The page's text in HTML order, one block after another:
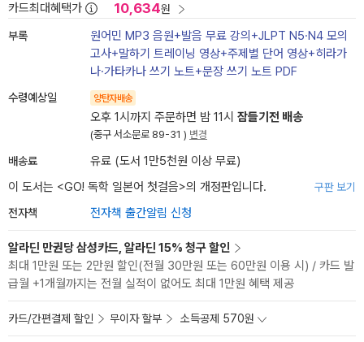
카드최대혜택가 10,634원
부록
원어민 MP3 음원+발음 무료 강의+JLPT N5·N4 모의
고사+말하기 트레이닝 영상+주제별 단어 영상+히라가
나·가타카나 쓰기 노트+문장 쓰기 노트 PDF
수령예상일 양탄자배송
오후 1시까지 주문하면 밤 11시 잠들기전 배송
(중구 서소문로 89-31 ) 변경
배송료
유료 (도서 1만5천원 이상 무료)
이 도서는 <GO! 독학 일본어 첫걸음>의 개정판입니다. 구판 보기
전자책 전자책 출간알림 신청
알라딘 만권당 삼성카드, 알라딘 15% 청구 할인
최대 1만원 또는 2만원 할인(전월 30만원 또는 60만원 이용 시) / 카드 발
급월 +1개월까지는 전월 실적이 없어도 최대 1만원 혜택 제공
카드/간편결제 할인 무이자 할부 소득공제 570원